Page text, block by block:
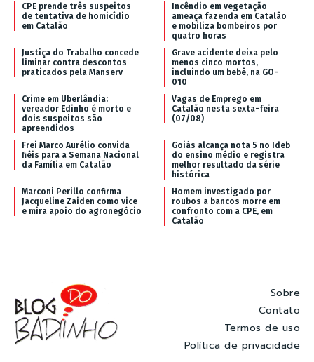
CPE prende três suspeitos
de tentativa de homicídio
em Catalão
Incêndio em vegetação
ameaça fazenda em Catalão
e mobiliza bombeiros por
quatro horas
Justiça do Trabalho concede
liminar contra descontos
praticados pela Manserv
Grave acidente deixa pelo
menos cinco mortos,
incluindo um bebê, na GO-
010
Crime em Uberlândia:
vereador Edinho é morto e
dois suspeitos são
apreendidos
Vagas de Emprego em
Catalão nesta sexta-feira
(07/08)
Frei Marco Aurélio convida
fiéis para a Semana Nacional
da Família em Catalão
Goiás alcança nota 5 no Ideb
do ensino médio e registra
melhor resultado da série
histórica
Marconi Perillo confirma
Jacqueline Zaiden como vice
e mira apoio do agronegócio
Homem investigado por
roubos a bancos morre em
confronto com a CPE, em
Catalão
Sobre
Contato
Termos de uso
Política de privacidade